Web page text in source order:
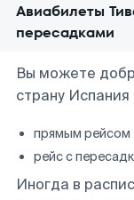
Авиабилеты
пересадками
Вы можете
страну
прямым рейсом
рейс с
Иногда в